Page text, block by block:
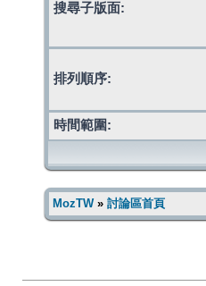
搜尋子版面:
排列順序:
時間範圍:
MozTW» 討論區首頁